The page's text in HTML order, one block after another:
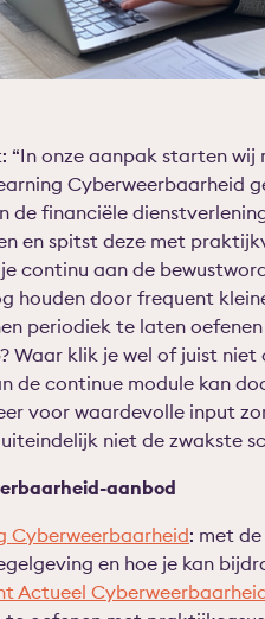
“In onze aanpak starten
Cyberweerbaarheid
de financiële
en spitst deze met
continu aan de
houden door frequent
periodiek te laten
Waar klik je wel of juist
de continue module kan
voor waardevolle input
niet de zwakste
aanbod
Cyberweerbaarheid: met
en hoe je kan
Actueel